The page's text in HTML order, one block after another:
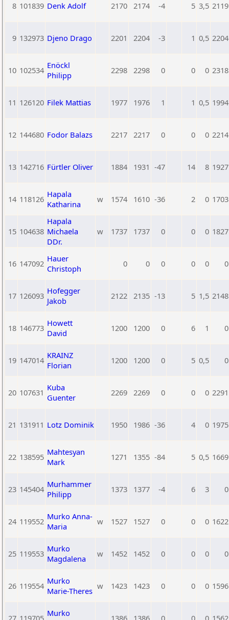
8 101839 Denk Adolf 2170 2174 -4 5 3,5 2119
9 132973 Djeno Drago 2201 2204 -3 1 0,5 2204
10 102534 Enöckl
Philipp
2298 2298 0 0 0 2318
11 126120 Filek Mattias 1977 1976 1 1 0,5 1994
12 144680 Fodor Balazs 2217 2217 0 0 0 2214
13 142716 Fürtler Oliver 1884 1931 -47 14 8 1927
14 118126 Hapala
Katharina
w 1574 1610 -36 2 0 1703
15 104638
Hapala
Michaela
DDr.
w 1737 1737 0 0 0 1827
16 147092 Hauer
Christoph
0 0 0 0 0 0
17 126093 Hofegger
Jakob
2122 2135 -13 5 1,5 2148
18 146773 Howett
David
1200 1200 0 6 1 0
19 147014 KRAINZ
Florian
1200 1200 0 5 0,5 0
20 107631 Kuba
Guenter
2269 2269 0 0 0 2291
21 131911 Lotz Dominik 1950 1986 -36 4 0 1975
22 138595 Mahtesyan
Mark
1271 1355 -84 5 0,5 1669
23 145404 Murhammer
Philipp
1373 1377 -4 6 3 0
24 119552 Murko Anna-
Maria
w 1527 1527 0 0 0 1622
25 119553 Murko
Magdalena
w 1452 1452 0 0 0 0
26 119554 Murko
Marie-Theres w 1423 1423 0 0 0 1596
27 119705 Murko
1386 1386 0 0 0 1562